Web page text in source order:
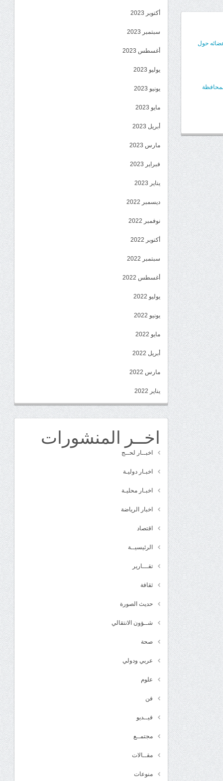
حول
أكتوبر 2023
سبتمبر 2023
أغسطس 2023
يوليو 2023
يونيو 2023
مايو 2023
أبريل 2023
مارس 2023
فبراير 2023
يناير 2023
ديسمبر 2022
نوفمبر 2022
أكتوبر 2022
سبتمبر 2022
أغسطس 2022
يوليو 2022
يونيو 2022
مايو 2022
أبريل 2022
مارس 2022
يناير 2022
اخــر المنشورات
اخبــار لحــج
اخبـار دوليـة
اخبـار محليـة
اخبار الرياضة
اقتصاد
الرئيسيــة
تقـــارير
ثقافة
حديث الصورة
شــؤون الانتقالي
صحة
عربي ودولي
علوم
فن
فيــديو
مجتمــع
مقــالات
منوعات